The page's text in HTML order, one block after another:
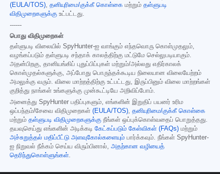
(EULA/TOS) தனியுரிமை/குக்கீ கொள்கை மற்றும் தள்ளுபடி
விதிமுறைகளுக்கு உட்பட்டது.
------
பொது விதிமுறைகள்
தள்ளுபடி விலையில் SpyHunter-ஐ வாங்கும் எந்தவொரு கொள்முதலும்,
வழங்கப்படும் தள்ளுபடி சந்தாக் காலத்திற்கு மட்டுமே செல்லுபடியாகும்.
அதன்பிறகு, தானியங்கிப் புதுப்பிப்புகள் மற்றும்/அல்லது எதிர்காலக்
கொள்முதல்களுக்கு, அப்போது பொருந்தக்கூடிய நிலையான விலையேற்றம்
அமலுக்கு வரும். விலை மாற்றத்திற்கு உட்பட்டது, இருப்பினும் விலை மாற்றங்கள்
குறித்து நாங்கள் உங்களுக்கு முன்கூட்டியே அறிவிப்போம்.
அனைத்து SpyHunter பதிப்புகளும், எங்களின் இறுதிப் பயனர் உரிம
ஒப்பந்தம்/சேவை விதிமுறைகள் (EULA/TOS) தனியுரிமை/குக்கீ கொள்கை
மற்றும் தள்ளுபடி விதிமுறைகளுக்கு நீங்கள் ஒப்புக்கொள்வதைப் பொறுத்தது.
தயவுசெய்து எங்களின் அடிக்கடி கேட்கப்படும் கேள்விகள் (FAQs) மற்றும்
அச்சுறுத்தல் மதிப்பீட்டு அளவுகோல்களையும் பார்க்கவும். நீங்கள் SpyHunter-
ஐ நிறுவல் நீக்கம் செய்ய விரும்பினால், அதற்கான வழியைத்
தெரிந்துகொள்ளுங்கள்